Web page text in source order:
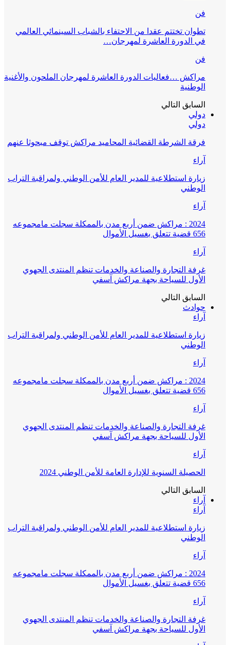
فن
تطوان تختتم عقدا من الاحتفاء بالشباب السينمائي العالمي
في الدورة العاشرة لمهرجان…
فن
مراكش …فعاليات الدورة العاشرة لمهرجان الملحون والأغنية
الوطنية
السابق التالي
دولي
دولي
فرقة الشرطة القضائية المحاميد مراكش توقف مبحوثا عنهم
آراء
زيارة استطلاعية للمدير العام للأمن الوطني ولمراقبة التراب
الوطني
آراء
2024 : مراكش ضمن أربع مدن بالممكلة سجلت مامجموعه
656 قضية تتعلق بغسيل الأموال
آراء
غرفة التجارة والصناعة والخدمات تنظم المنتدى الجهوي
الأول للسياحة بجهة مراكش آسفي
السابق التالي
حوادث
آراء
زيارة استطلاعية للمدير العام للأمن الوطني ولمراقبة التراب
الوطني
آراء
2024 : مراكش ضمن أربع مدن بالممكلة سجلت مامجموعه
656 قضية تتعلق بغسيل الأموال
آراء
غرفة التجارة والصناعة والخدمات تنظم المنتدى الجهوي
الأول للسياحة بجهة مراكش آسفي
آراء
الحصيلة السنوية للإدارة العامة للأمن الوطني 2024
السابق التالي
آراء
آراء
زيارة استطلاعية للمدير العام للأمن الوطني ولمراقبة التراب
الوطني
آراء
2024 : مراكش ضمن أربع مدن بالممكلة سجلت مامجموعه
656 قضية تتعلق بغسيل الأموال
آراء
غرفة التجارة والصناعة والخدمات تنظم المنتدى الجهوي
الأول للسياحة بجهة مراكش آسفي